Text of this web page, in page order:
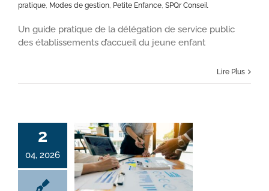
pratique, Modes de gestion, Petite Enfance, SPQr Conseil
Un guide pratique de la délégation de service public
des établissements d’accueil du jeune enfant
Lire Plus
2
04, 2026